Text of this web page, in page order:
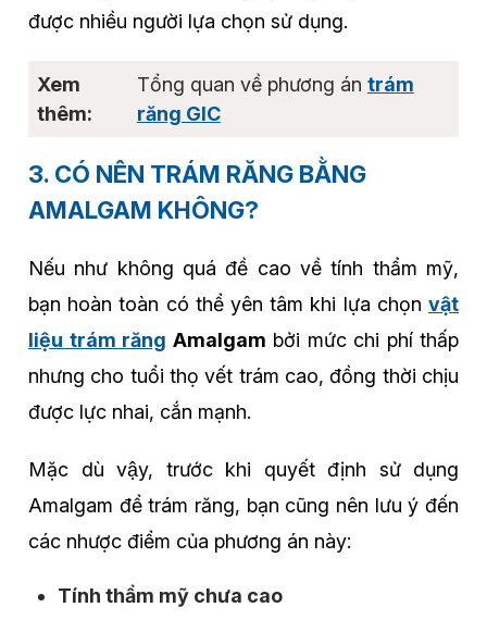
được nhiều người lựa chọn sử dụng.
Tổng quan về phương án trám
răng GIC
3. CÓ NÊN TRÁM RĂNG BẰNG
AMALGAM KHÔNG?
Nếu như không quá đề cao về tính thẩm mỹ,
bạn hoàn toàn có thể yên tâm khi lựa chọn vật
liệu trám răng Amalgam bởi mức chi phí thấp
nhưng cho tuổi thọ vết trám cao, đồng thời chịu
được lực nhai, cắn mạnh.
Mặc dù vậy, trước khi quyết định sử dụng
Amalgam để trám răng, bạn cũng nên lưu ý đến
các nhược điểm của phương án này:
Tính thẩm mỹ chưa cao